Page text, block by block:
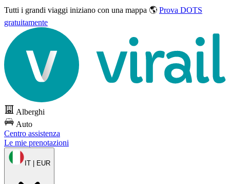
Tutti i grandi viaggi iniziano con una mappa 🌎 Prova DOTS
gratuitamente
Alberghi
Auto
Centro assistenza
Le mie prenotazioni
IT | EUR